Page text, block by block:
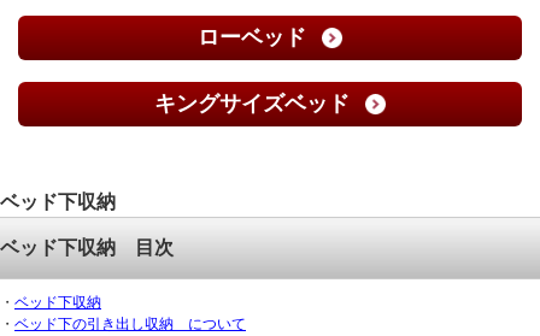
ローベッド
キングサイズベッド
ベッド下収納
ベッド下収納 目次
・ ベッド下収納
・ ベッド下の引き出し収納 について